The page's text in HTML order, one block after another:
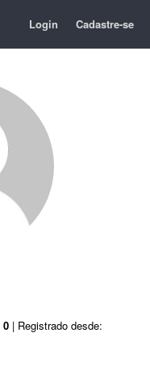
Login Cadastre-se
0 | Registrado desde: